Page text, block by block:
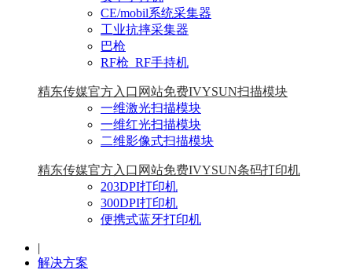
CE/mobil系统采集器
工业抗摔采集器
巴枪
RF枪_RF手持机
精东传媒官方入口网站免费IVYSUN扫描模块
一维激光扫描模块
一维红光扫描模块
二维影像式扫描模块
精东传媒官方入口网站免费IVYSUN条码打印机
203DPI打印机
300DPI打印机
便携式蓝牙打印机
|
解决方案